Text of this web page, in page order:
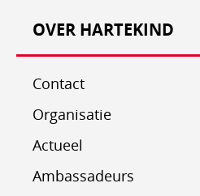
OVER HARTEKIND
Contact
Organisatie
Actueel
Ambassadeurs